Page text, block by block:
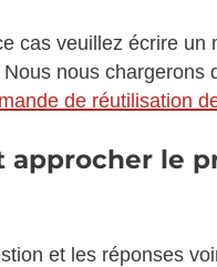
cas veuillez écrire un
nous chargerons
de réutilisation
approcher le
et les réponses